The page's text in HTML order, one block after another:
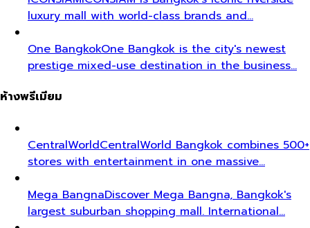
luxury mall with world-class brands and…
One BangkokOne Bangkok is the city's newest
prestige mixed-use destination in the business…
ห้างพรีเมียม
CentralWorldCentralWorld Bangkok combines 500+
stores with entertainment in one massive…
Mega BangnaDiscover Mega Bangna, Bangkok's
largest suburban shopping mall. International…